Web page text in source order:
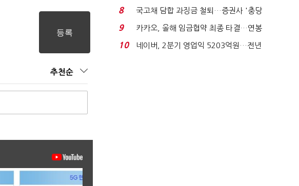
추천순
적극적 조사로 진...
8
국고채 담합 과징금 철퇴…증권사 '충당
금 폭탄' 우려...
9
카카오, 올해 임금협약 최종 타결…연봉
6.3% 인상·격려...
10
네이버, 2분기 영업익 5203억원…전년